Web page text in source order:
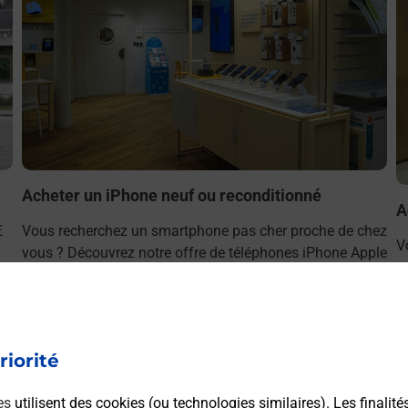
utilisent des cookies (ou technologies similaires). Les
Acheter un iPhone neuf ou reconditionné
Vous recherchez un smartphone pas cher proche de chez
vous ? Découvrez notre offre de téléphones iPhone Apple